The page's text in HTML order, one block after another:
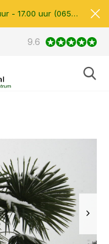
Scherpe prijzen
9.6
Ons terrein is geopend di. t/m za. 8.00 uur - 17.00 uur (0657510597)